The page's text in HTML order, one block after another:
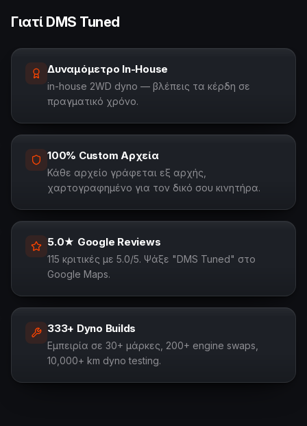
Γιατί DMS Tuned
Δυναμόμετρο In-House
in-house 2WD dyno — βλέπεις τα κέρδη σε
πραγματικό χρόνο.
100% Custom Αρχεία
Κάθε αρχείο γράφεται εξ αρχής,
χαρτογραφημένο για τον δικό σου κινητήρα.
5.0★ Google Reviews
115 κριτικές με 5.0/5. Ψάξε "DMS Tuned" στο
Google Maps.
333+ Dyno Builds
Εμπειρία σε 30+ μάρκες, 200+ engine swaps,
10,000+ km dyno testing.